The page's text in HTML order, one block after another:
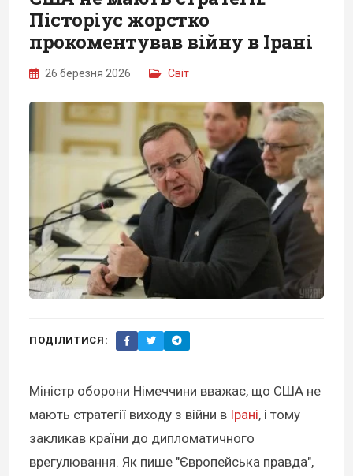
Пісторіус жорстко
прокоментував війну в Ірані
26 березня 2026 Світ
ПОДІЛИТИСЯ:
Міністр оборони Німеччини вважає, що США не
мають стратегії виходу з війни в Ірані, і тому
закликав країни до дипломатичного
врегулювання. Як пише "Європейська правда",